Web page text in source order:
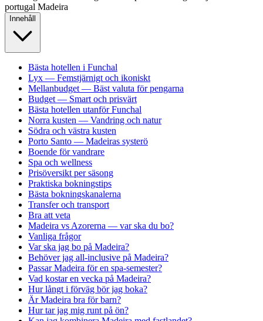
portugal Madeira
Innehåll
Bästa hotellen i Funchal
Lyx — Femstjärnigt och ikoniskt
Mellanbudget — Bäst valuta för pengarna
Budget — Smart och prisvärt
Bästa hotellen utanför Funchal
Norra kusten — Vandring och natur
Södra och västra kusten
Porto Santo — Madeiras systerö
Boende för vandrare
Spa och wellness
Prisöversikt per säsong
Praktiska bokningstips
Bästa bokningskanalerna
Transfer och transport
Bra att veta
Madeira vs Azorerna — var ska du bo?
Vanliga frågor
Var ska jag bo på Madeira?
Behöver jag all-inclusive på Madeira?
Passar Madeira för en spa-semester?
Vad kostar en vecka på Madeira?
Hur långt i förväg bör jag boka?
Är Madeira bra för barn?
Hur tar jag mig runt på ön?